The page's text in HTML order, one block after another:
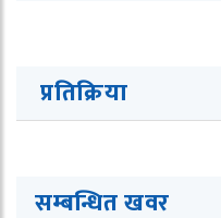
प्रतिक्रिया
सम्बन्धित खवर